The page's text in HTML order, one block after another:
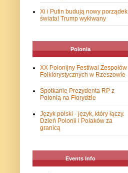
Xi i Putin budują nowy porządek
świata! Trump wykiwany
Polonia
XX Polonijny Festiwal Zespołów
Folklorystycznych w Rzeszowie
Spotkanie Prezydenta RP z
Polonią na Florydzie
Język polski - język, który łączy.
Dzień Polonii i Polaków za
granicą
Events Info